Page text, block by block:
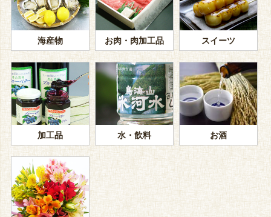
海産物 お肉・肉加工品 スイーツ
加工品 水・飲料 お酒